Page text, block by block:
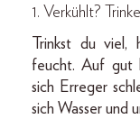
1. Verkühlt?
Trinkst du
feucht. Auf gut
sich Erreger
sich Wasser und